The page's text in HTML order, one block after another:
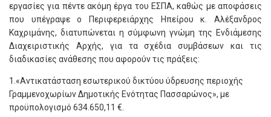
εργασίες για πέντε ακόμη έργα του ΕΣΠΑ, καθώς με αποφάσεις
που υπέγραψε ο Περιφερειάρχης Ηπείρου κ. Αλέξανδρος
Καχριμάνης, διατυπώνεται η σύμφωνη γνώμη της Ενδιάμεσης
Διαχειριστικής Αρχής, για τα σχέδια συμβάσεων και τις
διαδικασίες ανάθεσης που αφορούν τις πράξεις:
1.«Αντικατάσταση εσωτερικού δικτύου ύδρευσης περιοχής
Γραμμενοχωρίων Δημοτικής Ενότητας Πασσαρώνος», με
προϋπολογισμό 634.650,11 €.